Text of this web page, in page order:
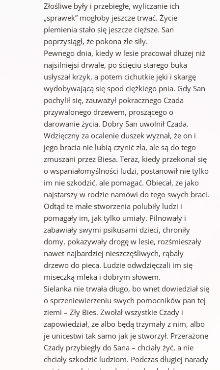
Złośliwe były i przebiegłe, wyliczanie ich
„sprawek” mogłoby jeszcze trwać. Życie
plemienia stało się jeszcze cięższe. San
poprzysiągł, że pokona złe siły.
Pewnego dnia, kiedy w lesie pracował dłużej niż
najsilniejsi drwale, po ścięciu starego buka
usłyszał krzyk, a potem cichutkie jęki i skargę
wydobywającą się spod ciężkiego pnia. Gdy San
pochylił się, zauważył pokracznego Czada
przywalonego drzewem, proszącego o
darowanie życia. Dobry San uwolnił Czada.
Wdzięczny za ocalenie duszek wyznał, że on i
jego bracia nie lubią czynić zła, ale są do tego
zmuszani przez Biesa. Teraz, kiedy przekonał się
o wspaniałomyślności ludzi, postanowił nie tylko
im nie szkodzić, ale pomagać. Obiecał, że jako
najstarszy w rodzie namówi do tego swych braci.
Odtąd te małe stworzenia polubiły ludzi i
pomagały im, jak tylko umiały. Pilnowały i
zabawiały swymi psikusami dzieci, chroniły
domy, pokazywały drogę w lesie, rozśmieszały
nawet najbardziej nieszczęśliwych, rąbały
drzewo do pieca. Ludzie odwdzięczali im się
miseczką mleka i dobrym słowem.
Sielanka nie trwała długo, bo wnet dowiedział się
o sprzeniewierzeniu swych pomocników pan tej
ziemi – Zły Bies. Zwołał wszystkie Czady i
zapowiedział, że albo będą trzymały z nim, albo
je unicestwi tak samo jak je stworzył. Przerażone
Czady przybiegły do Sana – chciały żyć, a nie
chciały szkodzić ludziom. Podczas długiej narady